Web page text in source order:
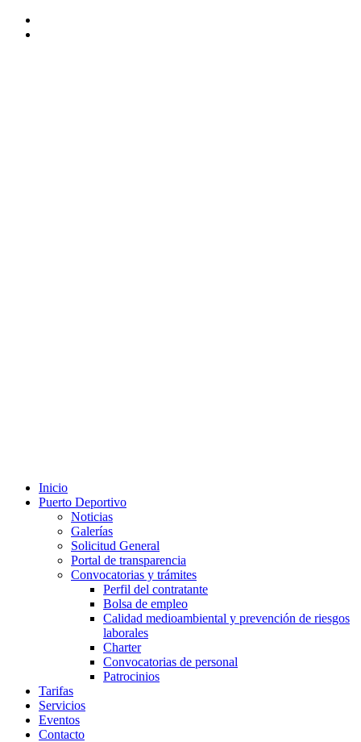
Inicio
Puerto Deportivo
Noticias
Galerías
Solicitud General
Portal de transparencia
Convocatorias y trámites
Perfil del contratante
Bolsa de empleo
Calidad medioambiental y prevención de riesgos
laborales
Charter
Convocatorias de personal
Patrocinios
Tarifas
Servicios
Eventos
Contacto